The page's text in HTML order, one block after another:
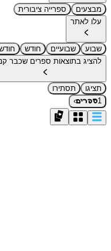
מבצעים
ספרייה ציבורית
עלו לאתר
שבוע שבועיים חודש
להציג בתוצאות ספרים שכבר
תציגו
תסתירו
1ספרים›